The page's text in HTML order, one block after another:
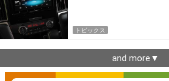
トピックス
and more▼